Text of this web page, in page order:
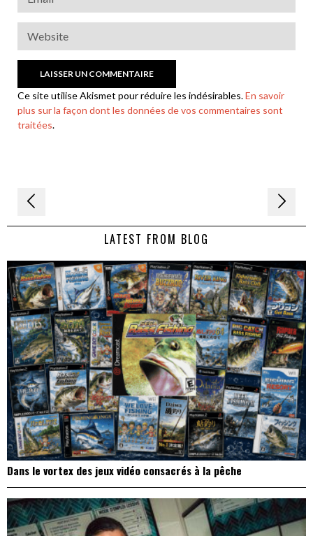
Ce site utilise Akismet pour réduire les indésirables.En savoir
plus sur la façon dont les données de vos commentaires sont
traitées.
Navigation
de LATEST FROM BLOG
Dans le vortex des jeux vidéo consacrés à la pêche